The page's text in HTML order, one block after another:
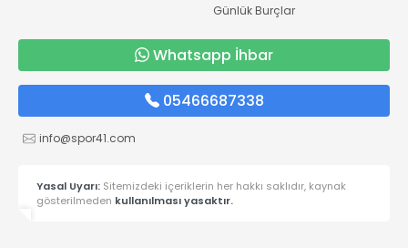
Günlük Burçlar
Whatsapp İhbar
05466687338
info@spor41.com
Yasal Uyarı: Sitemizdeki içeriklerin her hakkı saklıdır, kaynak
gösterilmeden kullanılması yasaktır.